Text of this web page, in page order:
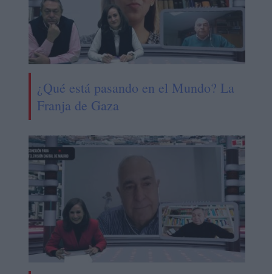
¿Qué está pasando en el Mundo? La
Franja de Gaza